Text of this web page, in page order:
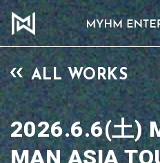
ALL WORKS
2026.6.6(土)
MAN ASIA